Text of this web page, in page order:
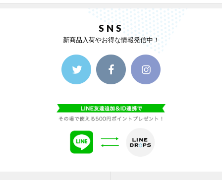
SNS
新商品入荷やお得な情報発信中！